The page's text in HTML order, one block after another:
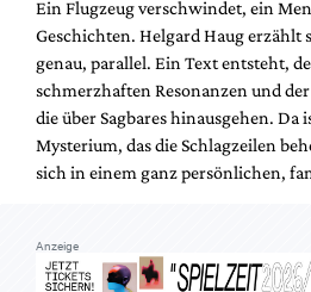
Podcast
Service
Shop / Abo
Newsletter
Redaktion
Partner
Mediadaten
Ein Flugzeug verschwindet, ein
Geschichten. Helgard Haug erzählt
genau, parallel. Ein Text entsteht,
schmerzhaften Resonanzen und
die über Sagbares hinausgehen. Da
Mysterium, das die Schlagzeilen
sich in einem ganz persönlichen,
Anzeige